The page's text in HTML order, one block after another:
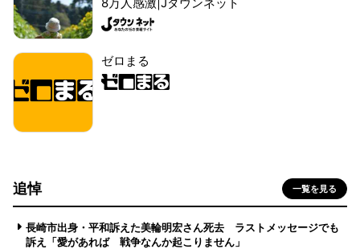
ゼロまる
追悼 一覧を見る
長崎市出身・平和訴えた美輪明宏さん死去 ラストメッセージでも
訴え「愛があれば 戦争なんか起こりません」